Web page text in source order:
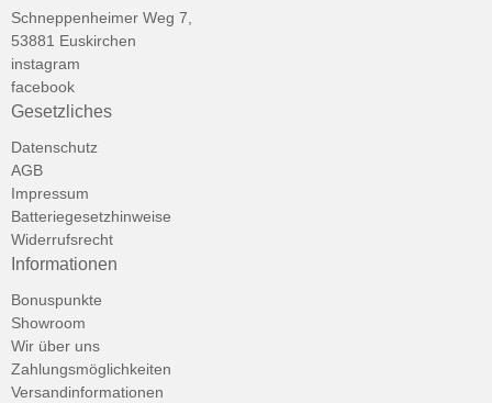
Schneppenheimer Weg 7,
53881 Euskirchen
instagram
facebook
Gesetzliches
Datenschutz
AGB
Impressum
Batteriegesetzhinweise
Widerrufsrecht
Informationen
Bonuspunkte
Showroom
Wir über uns
Zahlungsmöglichkeiten
Versandinformationen